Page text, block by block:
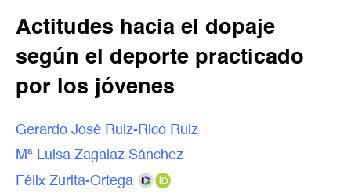
Actitudes hacia el dopaje
según el deporte practicado
por los jóvenes
Gerardo José Ruiz-Rico Ruiz
Mª Luisa Zagalaz Sánchez
Félix Zurita-Ortega